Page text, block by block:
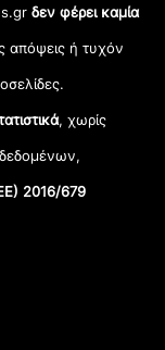
δεν φέρει καμία
απόψεις ή τυχόν
, χωρίς
2016/679